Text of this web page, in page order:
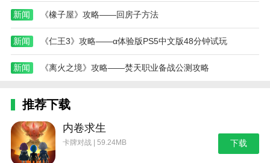
新闻 《橡子屋》攻略——回房子方法
新闻 《仁王3》攻略——α体验版PS5中文版48分钟试玩
新闻 《离火之境》攻略——焚天职业备战公测攻略
推荐下载
内卷求生
卡牌对战 | 59.24MB 下载